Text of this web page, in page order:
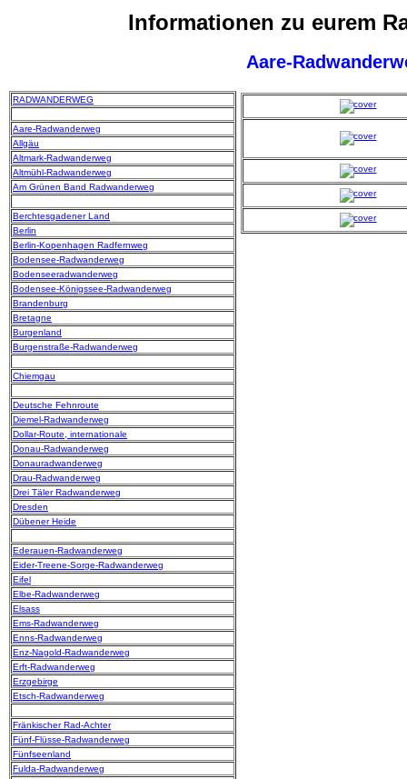
Informationen zu eurem
Aare-
RADWANDERWEG
Aare-Radwanderweg
Allgäu
Altmark-Radwanderweg
Altmühl-Radwanderweg
Am Grünen Band Radwanderweg
Berchtesgadener Land
Berlin
Berlin-Kopenhagen Radfernweg
Bodensee-Radwanderweg
Bodenseeradwanderweg
Bodensee-Königssee-Radwanderweg
Brandenburg
Bretagne
Burgenland
Burgenstraße-Radwanderweg
Chiemgau
Deutsche Fehnroute
Diemel-Radwanderweg
Dollar-Route, internationale
Donau-Radwanderweg
Donauradwanderweg
Drau-Radwanderweg
Drei Täler Radwanderweg
Dresden
Dübener Heide
Ederauen-Radwanderweg
Eider-Treene-Sorge-Radwanderweg
Eifel
Elbe-Radwanderweg
Elsass
Ems-Radwanderweg
Enns-Radwanderweg
Enz-Nagold-Radwanderweg
Erft-Radwanderweg
Erzgebirge
Etsch-Radwanderweg
Fränkischer Rad-Achter
Fünf-Flüsse-Radwanderweg
Fünfseenland
Fulda-Radwanderweg